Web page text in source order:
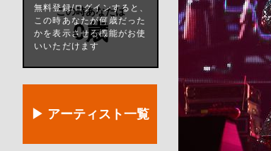
この時あなたは
0歳
無料登録/ログインすると、
この時あなたが何歳だった
かを表示させる機能がお使
いいただけます
▶ アーティスト一覧